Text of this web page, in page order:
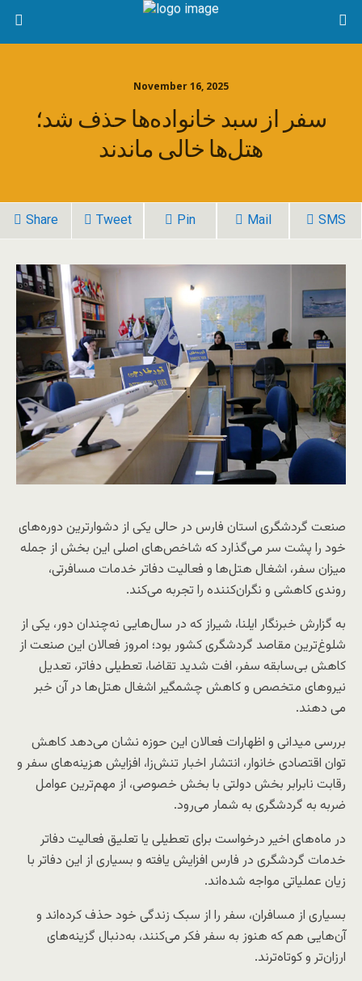
November 16, 2025
سفر از سبد خانواده‌ها حذف شد؛
هتل‌ها خالی ماندند
Share Tweet Pin Mail SMS
صنعت گردشگری استان فارس در حالی یکی از دشوارترین دوره‌های
خود را پشت سر می‌گذارد که شاخص‌های اصلی این بخش از جمله
میزان سفر، اشغال هتل‌ها و فعالیت دفاتر خدمات مسافرتی،
روندی کاهشی و نگران‌کننده را تجربه می‌کند.
به گزارش خبرنگار ایلنا، شیراز که در سال‌هایی نه‌چندان دور، یکی از
شلوغ‌ترین مقاصد گردشگری کشور بود؛ امروز فعالان این صنعت از
کاهش بی‌سابقه سفر، افت شدید تقاضا، تعطیلی دفاتر، تعدیل
نیروهای متخصص و کاهش چشمگیر اشغال هتل‌ها در آن خبر
می دهند.
بررسی میدانی و اظهارات فعالان این حوزه نشان می‌دهد کاهش
توان اقتصادی خانوار، انتشار اخبار تنش‌زا، افزایش هزینه‌های سفر و
رقابت نابرابر بخش دولتی با بخش خصوصی، از مهم‌ترین عوامل
ضربه به گردشگری به شمار می‌رود.
در ماه‌های اخیر درخواست برای تعطیلی یا تعلیق فعالیت دفاتر
خدمات گردشگری در فارس افزایش یافته و بسیاری از این دفاتر با
زیان عملیاتی مواجه شده‌اند.
بسیاری از مسافران، سفر را از سبک زندگی خود حذف کرده‌اند و
آن‌هایی هم که هنوز به سفر فکر می‌کنند، به‌دنبال گزینه‌های
ارزان‌تر و کوتاه‌ترند.